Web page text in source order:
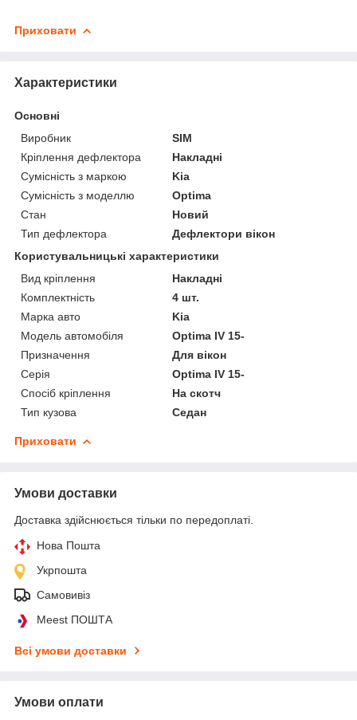
Приховати
Характеристики
Основні
Виробник
SIM
Кріплення дефлектора
Накладні
Сумісність з маркою
Kia
Сумісність з моделлю
Optima
Стан
Новий
Тип дефлектора
Дефлектори вікон
Користувальницькі характеристики
Вид кріплення
Накладні
Комплектність
4 шт.
Марка авто
Kia
Модель автомобіля
Optima IV 15-
Призначення
Для вікон
Серія
Optima IV 15-
Спосіб кріплення
На скотч
Тип кузова
Седан
Приховати
Умови доставки
Доставка здійснюється тільки по передоплаті.
Нова Пошта
Укрпошта
Самовивіз
Meest ПОШТА
Всі умови доставки
Умови оплати